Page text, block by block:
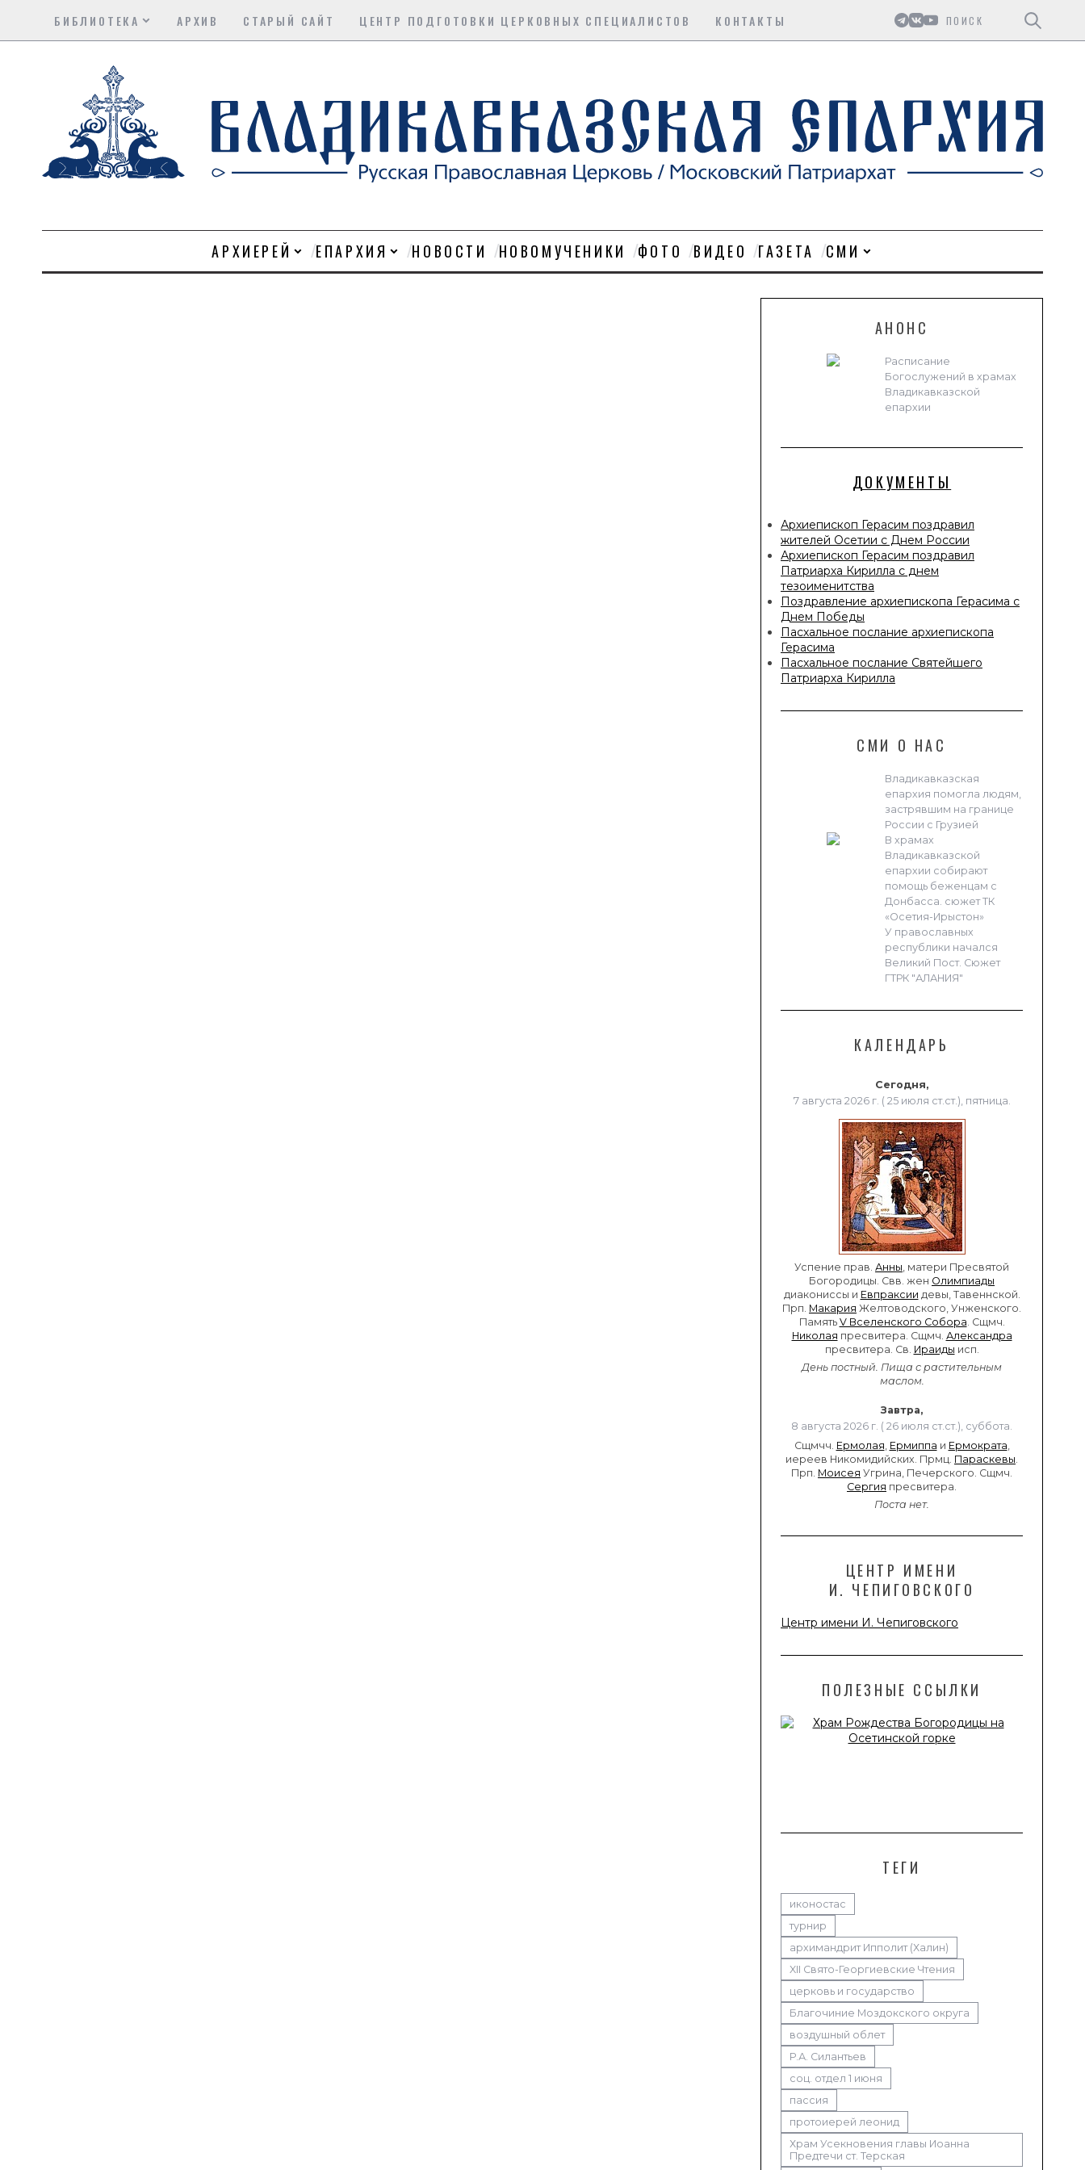
БИБЛИОТЕКА АРХИВ СТАРЫЙ САЙТ ЦЕНТР ПОДГОТОВКИ ЦЕРКОВНЫХ СПЕЦИАЛИСТОВ КОНТАКТЫ
АРХИЕРЕЙ ЕПАРХИЯ НОВОСТИ НОВОМУЧЕНИКИ ФОТО ВИДЕО ГАЗЕТА СМИ
АНОНС
Расписание
Богослужений в храмах
Владикавказской
епархии
ДОКУМЕНТЫ
Архиепископ Герасим поздравил
жителей Осетии с Днем России
Архиепископ Герасим поздравил
Патриарха Кирилла с днем
тезоименитства
Поздравление архиепископа Герасима с
Днем Победы
Пасхальное послание архиепископа
Герасима
Пасхальное послание Святейшего
Патриарха Кирилла
СМИ О НАС
Владикавказская
епархия помогла людям,
застрявшим на границе
России с Грузией
В храмах
Владикавказской
епархии собирают
помощь беженцам с
Донбасса. сюжет ТК
«Осетия-Ирыстон»
У православных
республики начался
Великий Пост. Сюжет
ГТРК "АЛАНИЯ"
КАЛЕНДАРЬ
Сегодня,
7 августа 2026 г. ( 25 июля ст.ст.), пятница.
Успение прав. Анны , матери Пресвятой
Богородицы. Свв. жен Олимпиады
диакониссы и Евпраксии девы, Тавеннской.
Прп. Макария Желтоводского, Унженского.
Память V Вселенского Собора . Сщмч.
Николая пресвитера. Сщмч. Александра
пресвитера. Св. Ираиды исп.
День постный. Пища с растительным
маслом.
Завтра,
8 августа 2026 г. ( 26 июля ст.ст.), суббота.
Сщмчч. Ермолая Ермиппа и Ермократа
иереев Никомидийских. Прмц. Параскевы
Прп. Моисея Угрина, Печерского. Сщмч.
Сергия пресвитера.
Поста нет.
ЦЕНТР ИМЕНИ
И. ЧЕПИГОВСКОГО
Центр имени И. Чепиговского
ПОЛЕЗНЫЕ ССЫЛКИ
ТЕГИ
иконостас
турнир
архимандрит Ипполит (Халин)
XII Свято-Георгиевские Чтения
церковь и государство
Благочиние Моздокского округа
воздушный облет
Р.А. Силантьев
соц. отдел 1 июня
пассия
протоиерей леонид
Храм Усекновения главы Иоанна
Предтечи ст. Терская